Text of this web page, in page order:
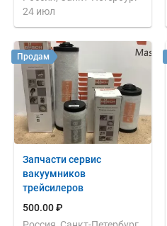
24 июл
Запчасти сервис
вакуумников
трейсилеров
500.00 ₽
Продам